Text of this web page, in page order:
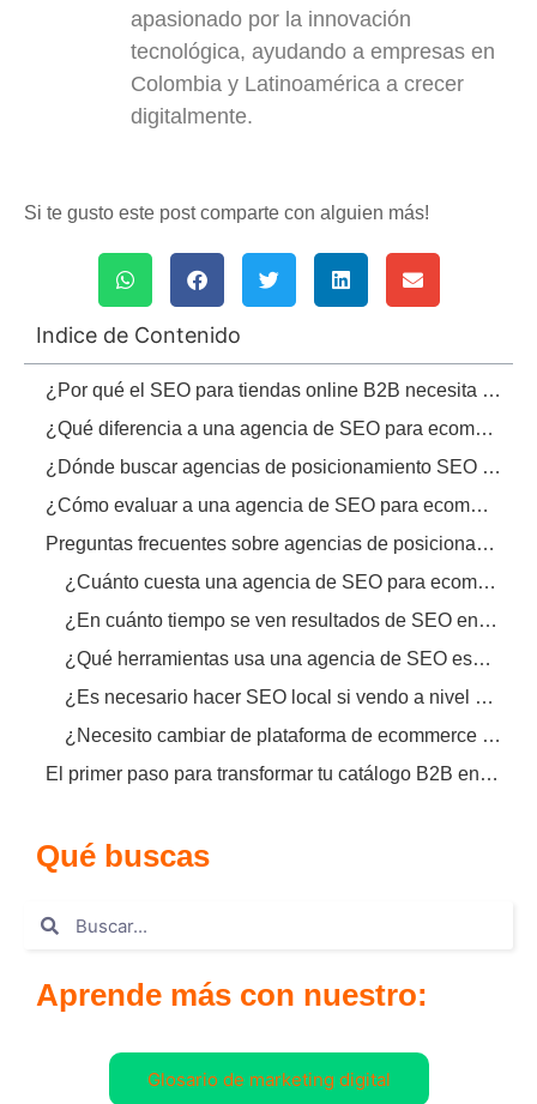
apasionado por la innovación
tecnológica, ayudando a empresas en
Colombia y Latinoamérica a crecer
digitalmente.
Si te gusto este post comparte con alguien más!
Indice de Contenido
¿Por qué el SEO para tiendas online B2B necesita un enfoque especializado?
¿Qué diferencia a una agencia de SEO para ecommerce empresarial de una genérica?
¿Dónde buscar agencias de posicionamiento SEO especializadas en comercio electrónico B2B?
¿Cómo evaluar a una agencia de SEO para ecommerce B2B antes de contratar?
Preguntas frecuentes sobre agencias de posicionamiento SEO especializadas en comercio electrónico B2B
¿Cuánto cuesta una agencia de SEO para ecommerce B2B?
¿En cuánto tiempo se ven resultados de SEO en un ecommerce B2B?
¿Qué herramientas usa una agencia de SEO especializada en B2B?
¿Es necesario hacer SEO local si vendo a nivel nacional o internacional?
¿Necesito cambiar de plataforma de ecommerce para hacer SEO?
El primer paso para transformar tu catálogo B2B en un imán de clientes
Qué buscas
Aprende más con nuestro:
Glosario de marketing digital